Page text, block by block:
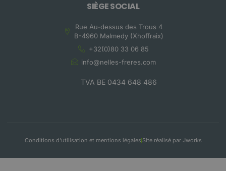
SIÈGE SOCIAL
Rue Au-dessus des Trous 4
B-4960 Malmedy (Xhoffraix)
+32(0)80 33 06 85
info@nelles-freres.com
TVA BE 0434 648 486
Conditions d'utilisation et mentions légalesSite réalisé par Jworks